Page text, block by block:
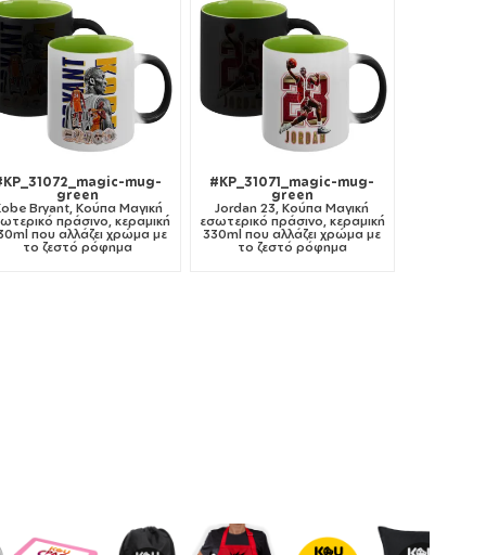
mug-
green
Bryant, Κούπα Μαγική
πράσινο, κεραμική
που αλλάζει χρώμα με
το ζεστό ρόφημα
#KP_31071_magic-mug-
green
Jordan 23, Κούπα Μαγική
εσωτερικό πράσινο, κεραμική
330ml που αλλάζει χρώμα με
το ζεστό ρόφημα